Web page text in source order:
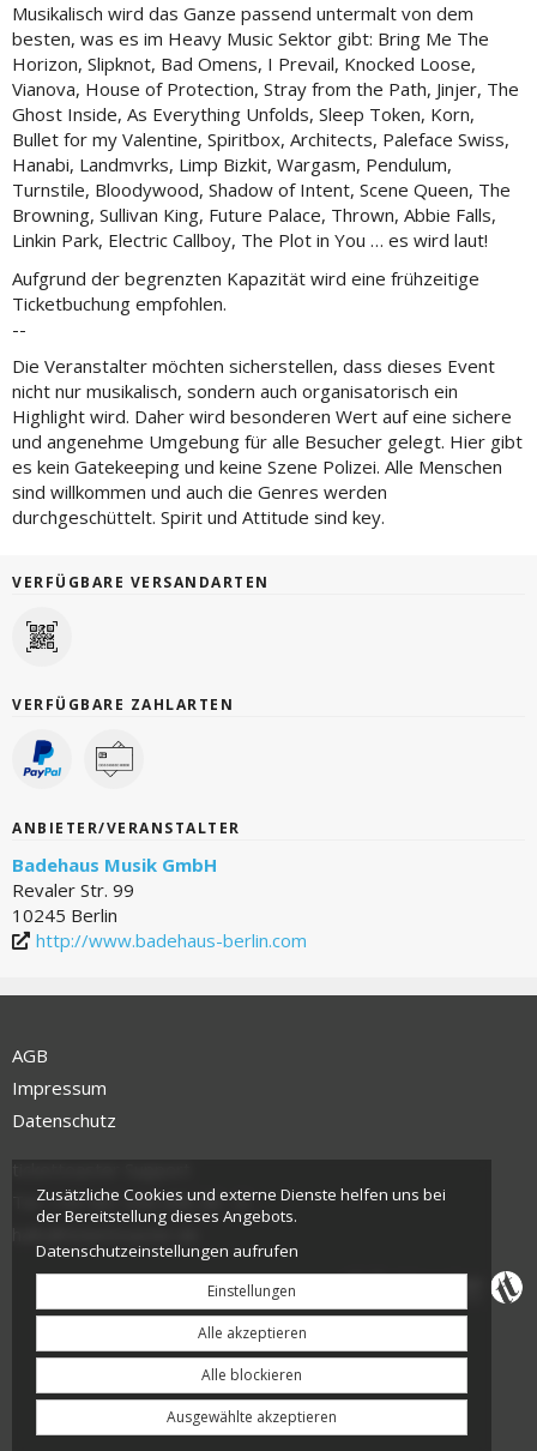
Musikalisch wird das Ganze passend untermalt von dem
besten, was es im Heavy Music Sektor gibt: Bring Me The
Horizon, Slipknot, Bad Omens, I Prevail, Knocked Loose,
Vianova, House of Protection, Stray from the Path, Jinjer, The
Ghost Inside, As Everything Unfolds, Sleep Token, Korn,
Bullet for my Valentine, Spiritbox, Architects, Paleface Swiss,
Hanabi, Landmvrks, Limp Bizkit, Wargasm, Pendulum,
Turnstile, Bloodywood, Shadow of Intent, Scene Queen, The
Browning, Sullivan King, Future Palace, Thrown, Abbie Falls,
Linkin Park, Electric Callboy, The Plot in You … es wird laut!
Aufgrund der begrenzten Kapazität wird eine frühzeitige
Ticketbuchung empfohlen.
--
Die Veranstalter möchten sicherstellen, dass dieses Event
nicht nur musikalisch, sondern auch organisatorisch ein
Highlight wird. Daher wird besonderen Wert auf eine sichere
und angenehme Umgebung für alle Besucher gelegt. Hier gibt
es kein Gatekeeping und keine Szene Polizei. Alle Menschen
sind willkommen und auch die Genres werden
durchgeschüttelt. Spirit und Attitude sind key.
VERFÜGBARE VERSANDARTEN
VERFÜGBARE ZAHLARTEN
ANBIETER/VERANSTALTER
Badehaus Musik GmbH
Revaler Str. 99
10245 Berlin
http://www.badehaus-berlin.com
AGB
Impressum
Datenschutz
Tel.: +49 561 350 296 28 - 0
hallo@tickettoaster.de
Zusätzliche Cookies und externe Dienste helfen uns bei
der Bereitstellung dieses Angebots.
Datenschutzeinstellungen aufrufen
Einstellungen
Alle akzeptieren
Alle blockieren
Ausgewählte akzeptieren